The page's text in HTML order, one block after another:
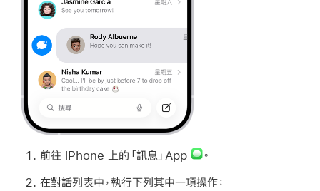
前往 iPhone 上的「訊息」App 。
在對話列表中，執行下列其中一項操作：